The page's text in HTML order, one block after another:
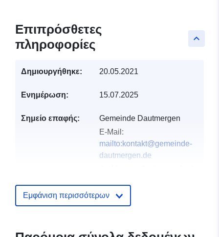
keyboard_arrow_up
Επιπρόσθετες
πληροφορίες
Δημιουργήθηκε: 20.05.2021
Ενημέρωση: 15.07.2025
Σημείο επαφής:
Gemeinde Dautmergen
E-Mail:
mailto:kontakt@gemeinde-
dautmergen.de
Deutschland
Διεύθυνση URL:
Εμφάνιση περισσότερων